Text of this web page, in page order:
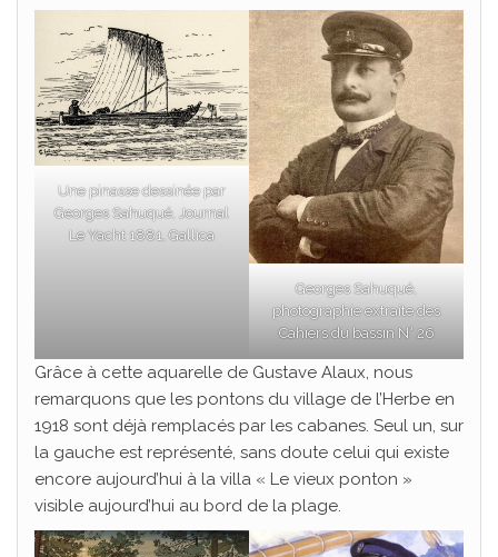
Une pinasse dessinée par
Georges Sahuqué, Journal
Le Yacht 1881, Gallica
Georges Sahuqué,
photographie extraite des
Cahiers du bassin N° 26
Grâce à cette aquarelle de Gustave Alaux, nous
remarquons que les pontons du village de l’Herbe en
1918 sont déjà remplacés par les cabanes. Seul un, sur
la gauche est représenté, sans doute celui qui existe
encore aujourd’hui à la villa « Le vieux ponton »
visible aujourd’hui au bord de la plage.